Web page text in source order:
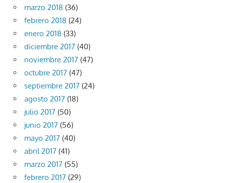
marzo 2018 (36)
febrero 2018 (24)
enero 2018 (33)
diciembre 2017 (40)
noviembre 2017 (47)
octubre 2017 (47)
septiembre 2017 (24)
agosto 2017 (18)
julio 2017 (50)
junio 2017 (56)
mayo 2017 (40)
abril 2017 (41)
marzo 2017 (55)
febrero 2017 (29)